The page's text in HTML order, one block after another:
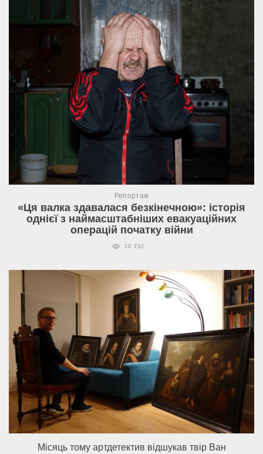
Репортаж
«Ця валка здавалася безкінечною»: історія
однієї з наймасштабніших евакуаційних
операцій початку війни
10 732
Місяць тому артдетектив відшукав твір Ван